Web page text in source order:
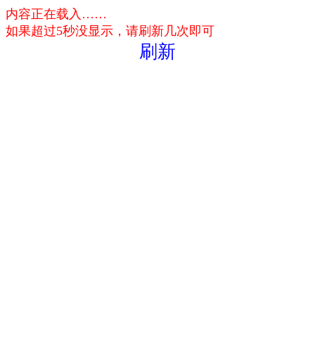
内容正在载入……
如果超过5秒没显示，请刷新几次即可
刷新